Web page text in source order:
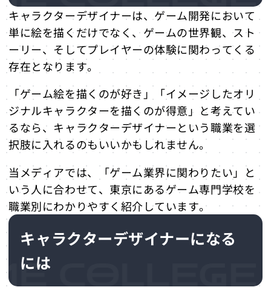
キャラクターデザイナーは、ゲーム開発において
単に絵を描くだけでなく、ゲームの世界観、スト
ーリー、そしてプレイヤーの体験に関わってくる
存在となります。
「ゲーム絵を描くのが好き」「イメージしたオリ
ジナルキャラクターを描くのが得意」と考えてい
るなら、キャラクターデザイナーという職業を選
択肢に入れるのもいいかもしれません。
当メディアでは、「ゲーム業界に関わりたい」と
いう人に合わせて、東京にあるゲーム専門学校を
職業別にわかりやすく紹介しています。
キャラクターデザイナーになる
には